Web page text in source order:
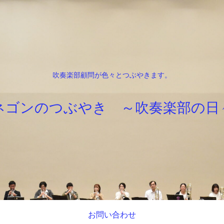
吹奏楽部顧問が色々とつぶやきます。
ゴンのつぶやき ～吹奏楽部の日
お問い合わせ